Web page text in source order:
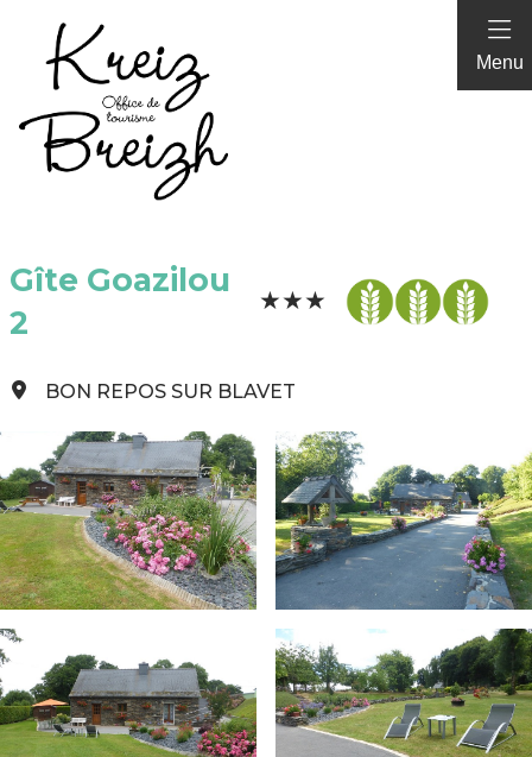
Panneau de gestion des cookies
Menu
Gîte Goazilou
2
BON REPOS SUR BLAVET